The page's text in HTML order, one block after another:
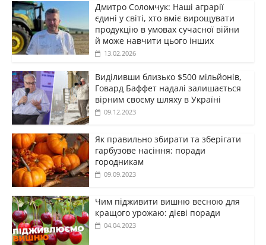
Дмитро Соломчук: Наші аграрії
єдині у світі, хто вміє вирощувати
продукцію в умовах сучасної війни
й може навчити цього інших
13.02.2026
Виділивши близько $500 мільйонів,
Говард Баффет надалі залишається
вірним своєму шляху в Україні
09.12.2023
Як правильно збирати та зберігати
гарбузове насіння: поради
городникам
09.09.2023
Чим підживити вишню весною для
кращого урожаю: дієві поради
04.04.2023